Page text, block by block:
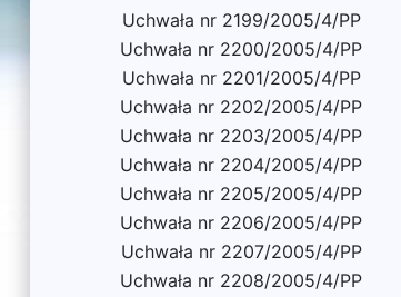
Uchwała nr 2199/2005/4/PP
Uchwała nr 2200/2005/4/PP
Uchwała nr 2201/2005/4/PP
Uchwała nr 2202/2005/4/PP
Uchwała nr 2203/2005/4/PP
Uchwała nr 2204/2005/4/PP
Uchwała nr 2205/2005/4/PP
Uchwała nr 2206/2005/4/PP
Uchwała nr 2207/2005/4/PP
Uchwała nr 2208/2005/4/PP